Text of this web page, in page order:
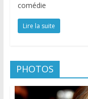
comédie
Lire la suite
PHOTOS